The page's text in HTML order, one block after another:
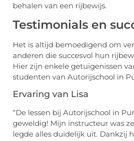
behalen van een rijbewijs.
Testimonials en
Het is altijd bemoedigend om
anderen die succesvol hun
Hier zijn enkele getuigenissen
studenten van Autorijschool in
Ervaring van Lisa
“De lessen bij Autorijschool in
geweldig! Mijn instructeur was
legde alles duidelijk uit. Dankzij